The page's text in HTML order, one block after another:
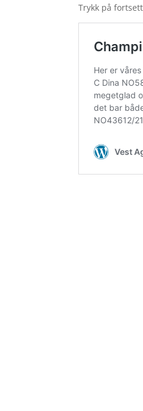
Trykk på